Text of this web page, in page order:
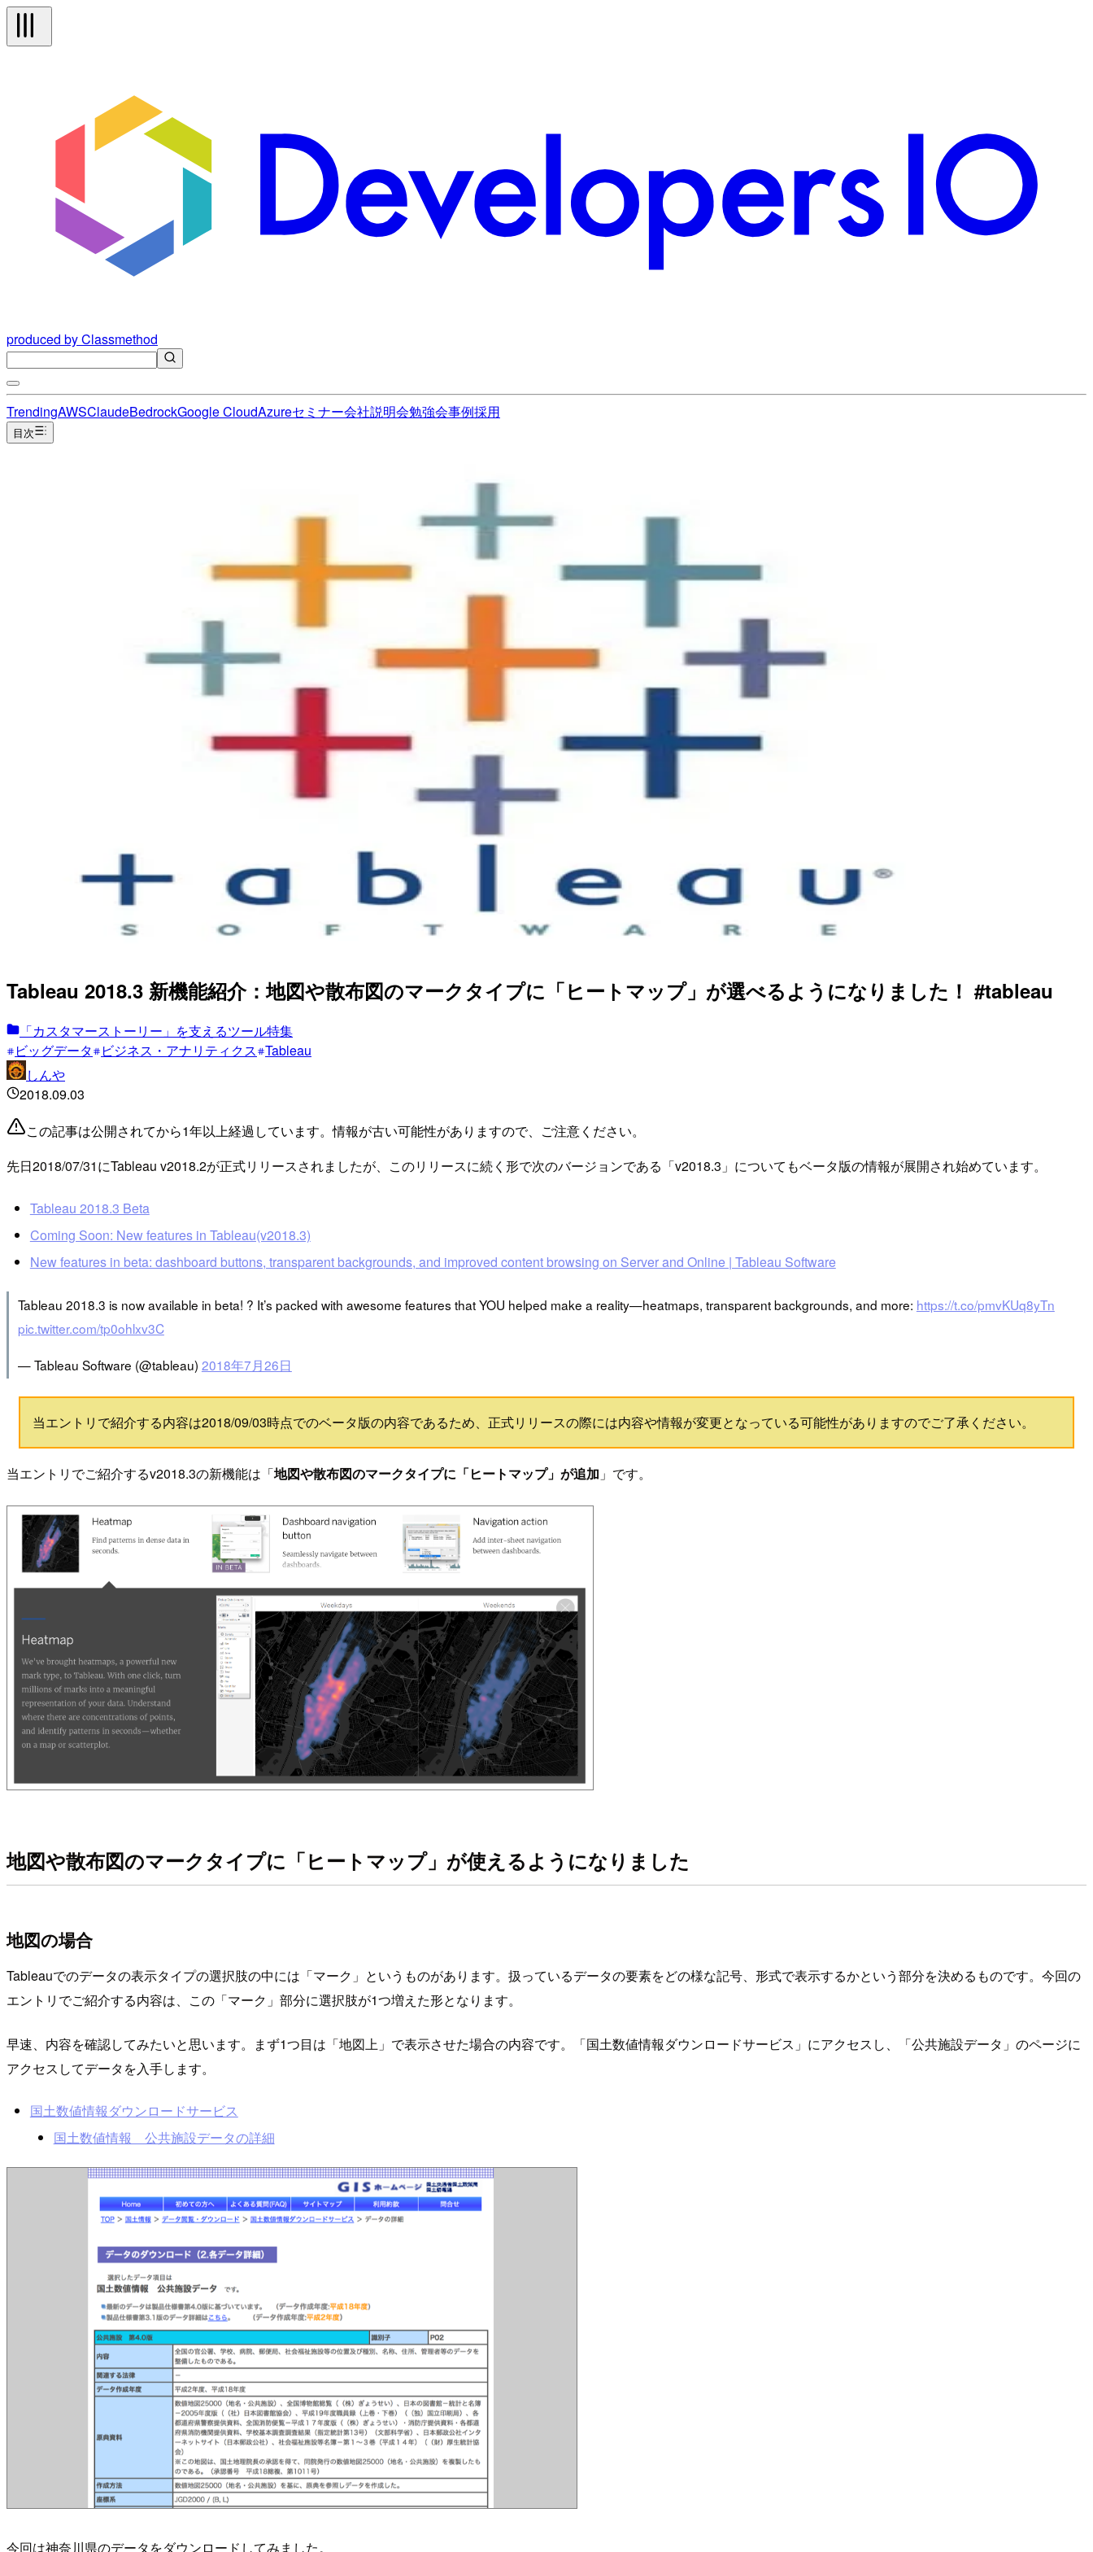
produced by Classmethod
TrendingAWSClaudeBedrockGoogle CloudAzureセミナー会社説明会勉強会事例採用
目次
Tableau 2018.3 新機能紹介：地図や散布図のマークタイプに「ヒートマップ」が選べるようになりました！ #tableau
「カスタマーストーリー」を支えるツール特集
ビッグデータ
ビジネス・アナリティクス Tableau
しんや
2018.09.03
この記事は公開されてから1年以上経過しています。情報が古い可能性がありますので、ご注意ください。
先日2018/07/31にTableau v2018.2が正式リリースされましたが、このリリースに続く形で次のバージョンである「v2018.3」についてもベータ版の情報が展開され始めています。
Tableau 2018.3 Beta
Coming Soon: New features in Tableau(v2018.3)
New features in beta: dashboard buttons, transparent backgrounds, and improved content browsing on Server and Online | Tableau Software
Tableau 2018.3 is now available in beta! ? It’s packed with awesome features that YOU helped make a reality—heatmaps, transparent backgrounds, and more: https://t.co/pmvKUq8yTn
pic.twitter.com/tp0ohlxv3C
— Tableau Software (@tableau) 2018年7月26日
当エントリで紹介する内容は2018/09/03時点でのベータ版の内容であるため、正式リリースの際には内容や情報が変更となっている可能性がありますのでご了承ください。
当エントリでご紹介するv2018.3の新機能は「地図や散布図のマークタイプに「ヒートマップ」が追加 」です。
地図や散布図のマークタイプに「ヒートマップ」が使えるようになりました
地図の場合
Tableauでのデータの表示タイプの選択肢の中には「マーク」というものがあります。扱っているデータの要素をどの様な記号、形式で表示するかという部分を決めるものです。今回の
エントリでご紹介する内容は、この「マーク」部分に選択肢が1つ増えた形となります。
早速、内容を確認してみたいと思います。まず1つ目は「地図上」で表示させた場合の内容です。「国土数値情報ダウンロードサービス」にアクセスし、「公共施設データ」のページに
アクセスしてデータを入手します。
国土数値情報ダウンロードサービス
国土数値情報 公共施設データの詳細
今回は神奈川県のデータをダウンロードしてみました。